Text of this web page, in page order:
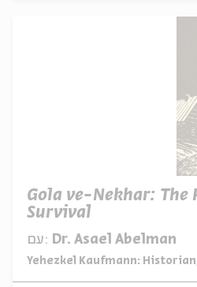
Gola ve-Nekhar: The
Survival
עם: Dr. Asael Abelman
מתוך:
Yehezkel Kaufmann: